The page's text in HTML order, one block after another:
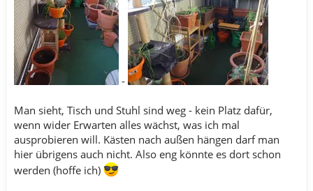
-
Man sieht, Tisch und Stuhl sind weg - kein Platz dafür,
wenn wider Erwarten alles wächst, was ich mal
ausprobieren will. Kästen nach außen hängen darf man
hier übrigens auch nicht. Also eng könnte es dort schon
werden (hoffe ich)